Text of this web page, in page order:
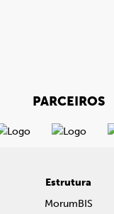
PARCEIROS
Estrutura
MorumBIS